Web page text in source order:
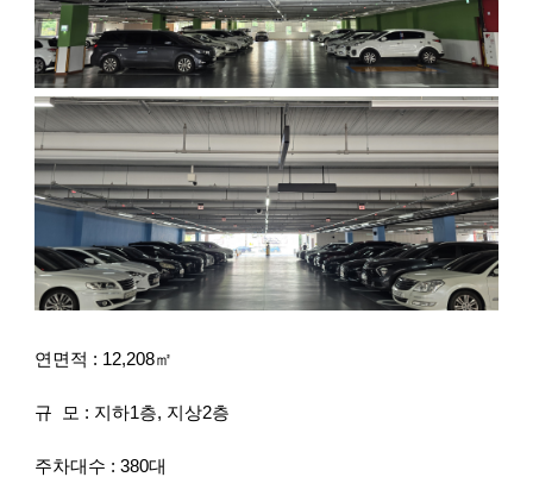
연면적 : 12,208㎡
규 모 : 지하1층, 지상2층
주차대수 : 380대